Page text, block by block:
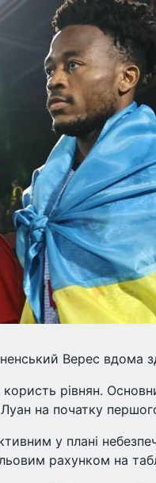
Верес вдома
рівнян.
на початку
у плані
рахунком на